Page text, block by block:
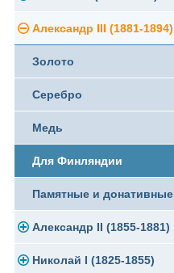
Золотые червонцы
Памятные и юбилейные
Золото
Серебро
Медь
Германская оккупация
Для Финляндии
Памятные и донативные
Александр III (1881-1894)
Золото
Серебро
Медь
Для Финляндии
Памятные и донативные
Александр II (1855-1881)
Золото
Николай I (1825-1855)